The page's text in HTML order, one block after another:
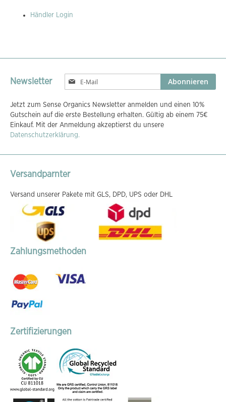
Händler Login
Newsletter
Melden
Sie
für
unseren
Newsletter
an:
Abonnieren
Jetzt zum Sense Organics Newsletter anmelden und einen 10%
Gutschein auf die erste Bestellung erhalten. Gültig ab einem 75€
Einkauf. Mit der Anmeldung akzeptierst du unsere
Datenschutzerklärung.
Versandparnter
Versand unserer Pakete mit GLS, DPD, UPS oder DHL
Zahlungsmethoden
Zertifizierungen